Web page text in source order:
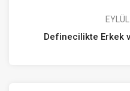
Definecilikte Erkek